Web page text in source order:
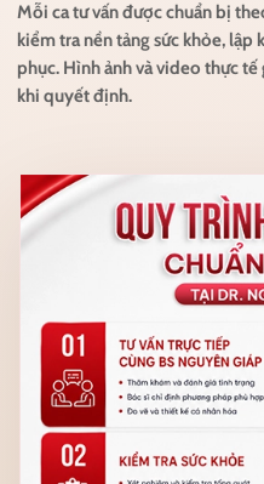
Mỗi ca tư vấn được chuẩn bị
kiểm tra nền tảng sức khỏe,
phục. Hình ảnh và video thực
khi quyết định.